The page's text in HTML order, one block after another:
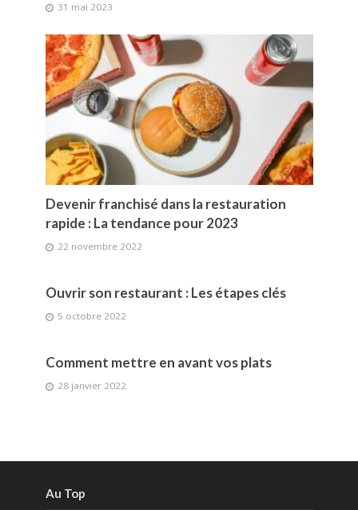
31 mai 2023
Devenir franchisé dans la restauration
rapide : La tendance pour 2023
22 novembre 2022
Ouvrir son restaurant : Les étapes clés
5 octobre 2022
Comment mettre en avant vos plats
28 janvier 2022
Au Top